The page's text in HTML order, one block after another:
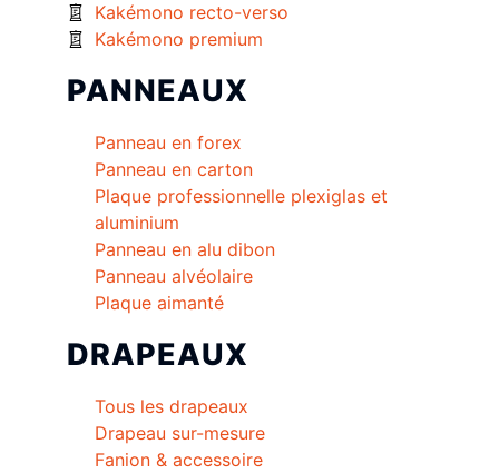
Kakémono recto-verso
Kakémono premium
PANNEAUX
Panneau en forex
Panneau en carton
Plaque professionnelle plexiglas et
aluminium
Panneau en alu dibon
Panneau alvéolaire
Plaque aimanté
DRAPEAUX
Tous les drapeaux
Drapeau sur-mesure
Fanion & accessoire